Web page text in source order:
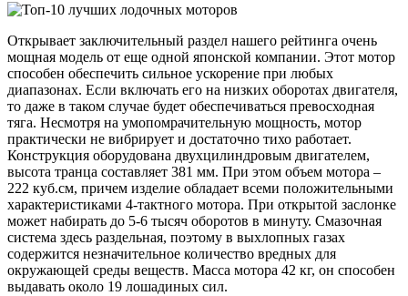
Открывает заключительный раздел нашего рейтинга очень
мощная модель от еще одной японской компании. Этот мотор
способен обеспечить сильное ускорение при любых
диапазонах. Если включать его на низких оборотах двигателя,
то даже в таком случае будет обеспечиваться превосходная
тяга. Несмотря на умопомрачительную мощность, мотор
практически не вибрирует и достаточно тихо работает.
Конструкция оборудована двухцилиндровым двигателем,
высота транца составляет 381 мм. При этом объем мотора –
222 куб.см, причем изделие обладает всеми положительными
характеристиками 4-тактного мотора. При открытой заслонке
может набирать до 5-6 тысяч оборотов в минуту. Смазочная
система здесь раздельная, поэтому в выхлопных газах
содержится незначительное количество вредных для
окружающей среды веществ. Масса мотора 42 кг, он способен
выдавать около 19 лошадиных сил.